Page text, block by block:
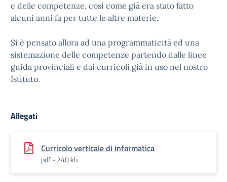
e delle competenze, così come già era stato fatto
alcuni anni fa per tutte le altre materie.
Si è pensato allora ad una programmaticità ed una
sistemazione delle competenze partendo dalle linee
guida provinciali e dai curricoli già in uso nel nostro
Istituto.
Allegati
Curricolo verticale di informatica
pdf - 240 kb